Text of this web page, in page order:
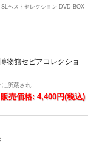
ベストセレクション DVD-BOX
物館セピアコレクショ
所蔵され..
販売価格: 4,400円(税込)